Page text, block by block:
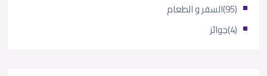
السفر و الطعام
(95)
جوائز (4)